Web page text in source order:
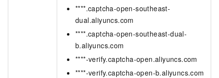
****.captcha-open-southeast-
dual.aliyuncs.com
****.captcha-open-southeast-dual-
b.aliyuncs.com
****-verify.captcha-open.aliyuncs.com
****-verify.captcha-open-b.aliyuncs.com